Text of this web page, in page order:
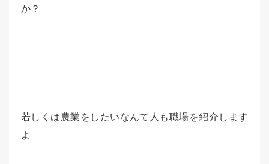
か？
若しくは農業をしたいなんて人も職場を紹介します
よ